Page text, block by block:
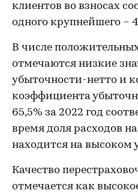
клиентов во взносах
одного крупнейшего –
В числе
отмечаются низкие
убыточности-нетто и
коэффициента
65,5% за 2022 год
время доля расходов
находится на высоком
Качество
отмечается как